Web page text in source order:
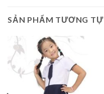
SẢN PHẨM TƯƠNG TỰ